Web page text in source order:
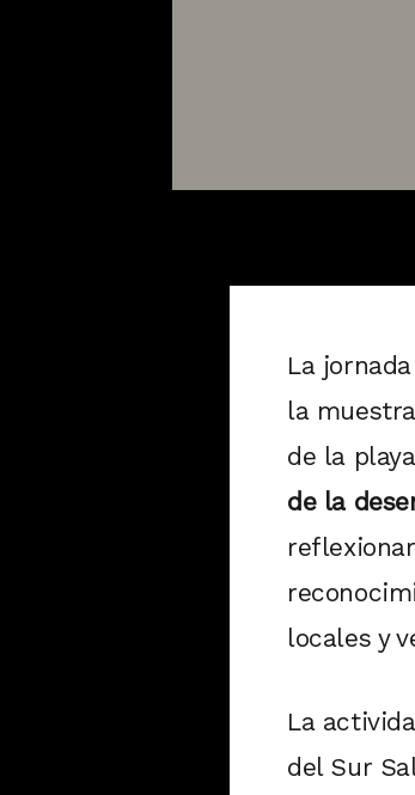
La
la muestra
de la
de la
locales y
La
del Sur